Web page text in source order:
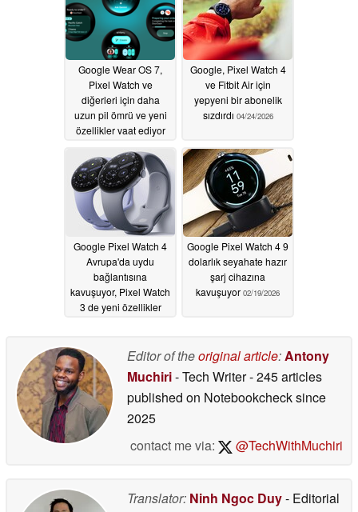
Google Wear OS 7,
Pixel Watch ve
diğerleri için daha
uzun pil ömrü ve yeni
özellikler vaat ediyor
05/20/2026
Google, Pixel Watch 4
ve Fitbit Air için
yepyeni bir abonelik
sızdırdı 04/24/2026
Google Pixel Watch 4
Avrupa'da uydu
bağlantısına
kavuşuyor, Pixel Watch
3 de yeni özellikler
Google Pixel Watch 4 9
dolarlık seyahate hazır
şarj cihazına
kavuşuyor 02/19/2026
Editor of theoriginal article:Antony
Muchiri- Tech Writer- 245 articles
published on Notebookchecksince
2025
contact me via:
@TechWithMuchiri
Translator: Ninh Ngoc Duy- Editorial